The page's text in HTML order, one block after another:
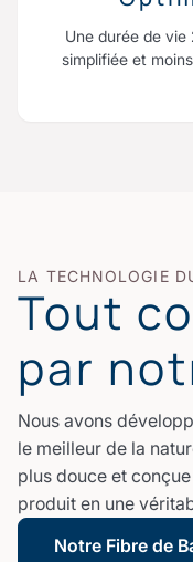
Une durée de
simplifiée et
LA TECHNOLOGIE
Tout
par
Nous avons
le meilleur de la
plus douce et
produit en une
Notre Fibre de